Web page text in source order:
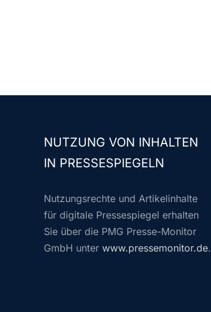
NUTZUNG VON INHALTEN
IN PRESSESPIEGELN
Nutzungsrechte und Artikelinhalte
für digitale Pressespiegel erhalten
Sie über die PMG Presse-Monitor
GmbH unter www.pressemonitor.de.